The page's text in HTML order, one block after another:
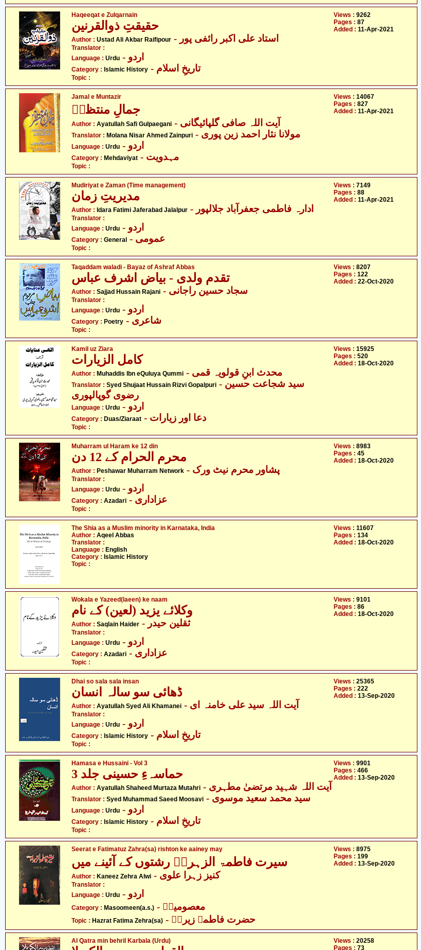
Haqeeqat e Zulqarnain
حقیقتِ ذوالقرنین
Author : Ustad Ali Akbar Raifipour - استاد علی اکبر رائفی پور
Translator :
Language : Urdu - اردو
Category : Islamic History - تاریخِ اسلام
Topic :
Views : 9262
Pages : 87
Added : 11-Apr-2021
Jamal e Muntazir
جمالِ منتظرؑ
Author : Ayatullah Safi Gulpaegani - آیت اللہ صافی گلپائیگانی
Translator : Molana Nisar Ahmed Zainpuri - مولانا نثار احمد زین پوری
Language : Urdu - اردو
Category : Mehdaviyat - مہدویت
Topic :
Views : 14067
Pages : 827
Added : 11-Apr-2021
Mudiriyat e Zaman (Time management)
مدیریتِ زمان
Author : Idara Fatimi Jaferabad Jalalpur - ادارہ فاطمی جعفرآباد جلالپور
Translator :
Language : Urdu - اردو
Category : General - عمومی
Topic :
Views : 7149
Pages : 88
Added : 11-Apr-2021
Taqaddam waladi - Bayaz of Ashraf Abbas
تقدم ولدی - بیاض اشرف عباس
Author : Sajjad Hussain Rajani - سجاد حسین راجانی
Translator :
Language : Urdu - اردو
Category : Poetry - شاعری
Topic :
Views : 8207
Pages : 122
Added : 22-Oct-2020
Kamil uz Ziara
کامل الزیارات
Author : Muhaddis Ibn eQuluya Qummi - محدث ابنِ قولویہ قمی
Translator : Syed Shujaat Hussain Rizvi Gopalpuri - سید شجاعت حسین
رضوی گوپالپوری
Language : Urdu - اردو
Category : Duas/Ziaraat - دعا اور زیارات
Topic :
Views : 15925
Pages : 520
Added : 18-Oct-2020
Muharram ul Haram ke 12 din
محرم الحرام کے 12 دن
Author : Peshawar Muharram Network - پشاور محرم نیٹ ورک
Translator :
Language : Urdu - اردو
Category : Azadari - عزاداری
Topic :
Views : 8983
Pages : 45
Added : 18-Oct-2020
The Shia as a Muslim minority in Karnataka, India
Author : Aqeel Abbas
Translator :
Language : English
Category : Islamic History
Topic :
Views : 11607
Pages : 134
Added : 18-Oct-2020
Wokala e Yazeed(laeen) ke naam
وکلائے یزید (لعین) کے نام
Author : Saqlain Haider - ثقلین حیدر
Translator :
Language : Urdu - اردو
Category : Azadari - عزاداری
Topic :
Views : 9101
Pages : 86
Added : 18-Oct-2020
Dhai so sala sala insan
ڈھائی سو سالہ انسان
Author : Ayatullah Syed Ali Khamanei - آیت اللہ سید علی خامنہ ای
Translator :
Language : Urdu - اردو
Category : Islamic History - تاریخِ اسلام
Topic :
Views : 25365
Pages : 222
Added : 13-Sep-2020
Hamasa e Hussaini - Vol 3
حماسہءِ حسینی جلد 3
Author : Ayatullah Shaheed Murtaza Mutahri - آیت اللہ شہید مرتضیٰ مطہری
Translator : Syed Muhammad Saeed Moosavi - سید محمد سعید موسوی
Language : Urdu - اردو
Category : Islamic History - تاریخِ اسلام
Topic :
Views : 9901
Pages : 466
Added : 13-Sep-2020
Seerat e Fatimatuz Zahra(sa) rishton ke aainey may
سیرت فاطمۃ الزہراؑ رشتوں کے آئینے میں
Author : Kaneez Zehra Alwi - کنیز زہرا علوی
Translator :
Language : Urdu - اردو
Category : Masoomeen(a.s.) - معصومینؑ
Topic : Hazrat Fatima Zehra(sa) - حضرت فاطمہ زیراؑ
Views : 8975
Pages : 199
Added : 13-Sep-2020
Al Qatra min behril Karbala (Urdu) Views : 20258
Pages : 73